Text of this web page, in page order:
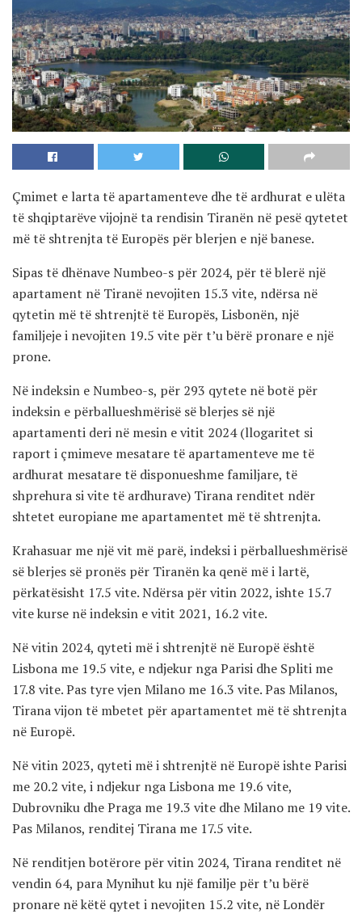
Çmimet e larta të apartamenteve dhe të ardhurat e ulëta
të shqiptarëve vijojnë ta rendisin Tiranën në pesë qytetet
më të shtrenjta të Europës për blerjen e një banese.
Sipas të dhënave Numbeo-s për 2024, për të blerë një
apartament në Tiranë nevojiten 15.3 vite, ndërsa në
qytetin më të shtrenjtë të Europës, Lisbonën, një
familjeje i nevojiten 19.5 vite për t’u bërë pronare e një
prone.
Në indeksin e Numbeo-s, për 293 qytete në botë për
indeksin e përballueshmërisë së blerjes së një
apartamenti deri në mesin e vitit 2024 (llogaritet si
raport i çmimeve mesatare të apartamenteve me të
ardhurat mesatare të disponueshme familjare, të
shprehura si vite të ardhurave) Tirana renditet ndër
shtetet europiane me apartamentet më të shtrenjta.
Krahasuar me një vit më parë, indeksi i përballueshmërisë
së blerjes së pronës për Tiranën ka qenë më i lartë,
përkatësisht 17.5 vite. Ndërsa për vitin 2022, ishte 15.7
vite kurse në indeksin e vitit 2021, 16.2 vite.
Në vitin 2024, qyteti më i shtrenjtë në Europë është
Lisbona me 19.5 vite, e ndjekur nga Parisi dhe Spliti me
17.8 vite. Pas tyre vjen Milano me 16.3 vite. Pas Milanos,
Tirana vijon të mbetet për apartamentet më të shtrenjta
në Europë.
Në vitin 2023, qyteti më i shtrenjtë në Europë ishte Parisi
me 20.2 vite, i ndjekur nga Lisbona me 19.6 vite,
Dubrovniku dhe Praga me 19.3 vite dhe Milano me 19 vite.
Pas Milanos, renditej Tirana me 17.5 vite.
Në renditjen botërore për vitin 2024, Tirana renditet në
vendin 64, para Mynihut ku një familje për t’u bërë
pronare në këtë qytet i nevojiten 15.2 vite, në Londër